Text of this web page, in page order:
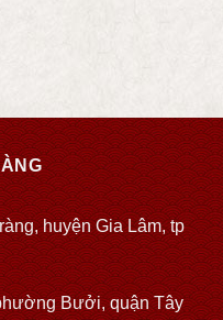
huyện Gia Lâm, tp
Bưởi, quận Tây